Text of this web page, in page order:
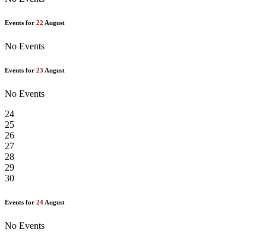
Events for 22 August
No Events
Events for 23 August
No Events
24
25
26
27
28
29
30
Events for 24 August
No Events